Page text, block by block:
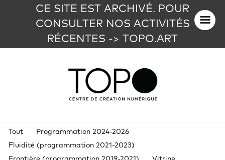
CE SITE EST ARCHIVÉ. POUR
CONSULTER NOS ACTIVITÉS
RÉCENTES -> TOPO.ART
Tout
Programmation 2024-2026
Fluidité (programmation 2021-2023)